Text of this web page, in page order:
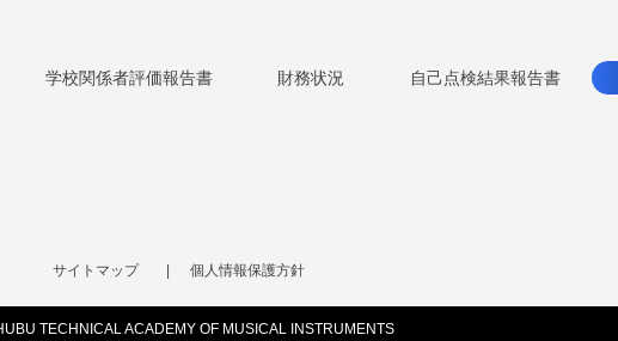
学校関係者評価報告書 財務状況 自己点検結果報告書
サイトマップ 個人情報保護方針
TECHNICALACADEMY OF MUSICAL INSTRUMENTS